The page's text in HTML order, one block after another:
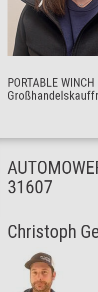
PORTABLE
31607
Christoph